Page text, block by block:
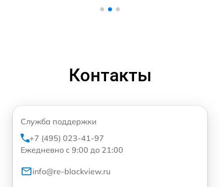
Контакты
Служба поддержки
+7 (495) 023-41-97
Ежедневно с 9:00 до 21:00
info@re-blackview.ru